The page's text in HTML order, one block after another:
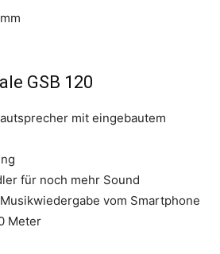
GSB 120
mit eingebautem
für noch mehr Sound
vom Smartphone
Meter